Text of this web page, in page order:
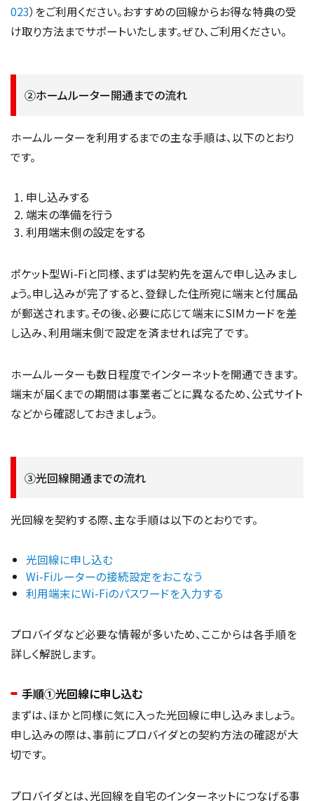
023）をご利用ください。おすすめの回線からお得な特典の受
け取り方法までサポートいたします。ぜひ、ご利用ください。
②ホームルーター開通までの流れ
ホームルーターを利用するまでの主な手順は、以下のとおり
です。
申し込みする
端末の準備を行う
利用端末側の設定をする
ポケット型Wi-Fiと同様、まずは契約先を選んで申し込みまし
ょう。申し込みが完了すると、登録した住所宛に端末と付属品
が郵送されます。その後、必要に応じて端末にSIMカードを差
し込み、利用端末側で設定を済ませれば完了です。
ホームルーターも数日程度でインターネットを開通できます。
端末が届くまでの期間は事業者ごとに異なるため、公式サイト
などから確認しておきましょう。
③光回線開通までの流れ
光回線を契約する際、主な手順は以下のとおりです。
光回線に申し込む
Wi-Fiルーターの接続設定をおこなう
利用端末にWi-Fiのパスワードを入力する
プロバイダなど必要な情報が多いため、ここからは各手順を
詳しく解説します。
手順①光回線に申し込む
まずは、ほかと同様に気に入った光回線に申し込みましょう。
申し込みの際は、事前にプロバイダとの契約方法の確認が大
切です。
プロバイダとは、光回線を自宅のインターネットにつなげる事